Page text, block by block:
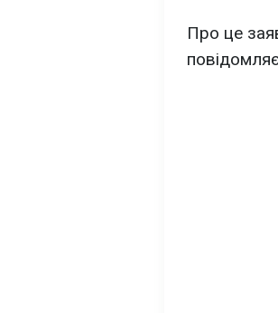
Про це